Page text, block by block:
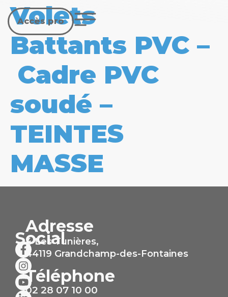
Accès pro
Volets
Battants PVC –
Cadre PVC
soudé –
TEINTES
MASSE
Social
Adresse
4 Les Tunières,
44119 Grandchamp-des-Fontaines
Téléphone
02 28 07 10 00